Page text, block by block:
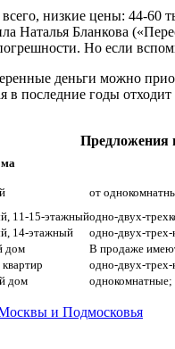
всего, низкие цены: 44-
Наталья Бланкова
Но если
деньги можно
в последние годы
Предложения
от
11-15-этажныйодно-двух-
14-этажный одно-двух-
дом В продаже
одно-двух-
дом однокомнатные;
и Подмосковья